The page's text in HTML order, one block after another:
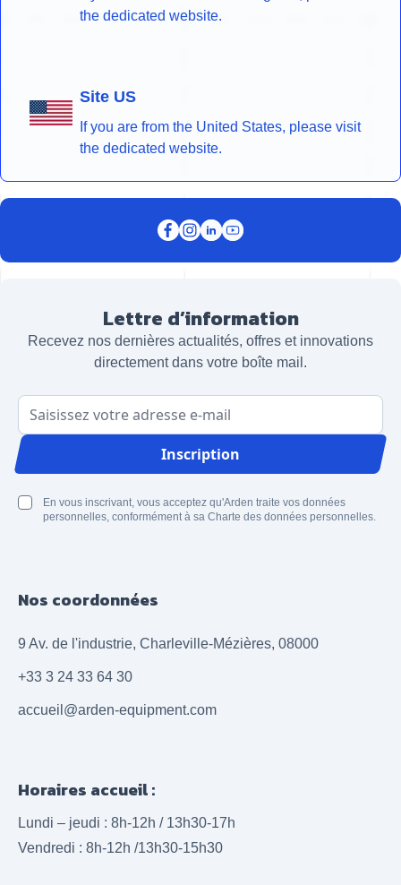
the dedicated website.
Site US
If you are from the United States, please visit
the dedicated website.
Lettre d’information
Recevez nos dernières actualités, offres et innovations
directement dans votre boîte mail.
Adresse email
Inscription
En vous inscrivant, vous acceptez qu'Arden traite vos données
personnelles, conformément à sa Charte des données personnelles.
Nos coordonnées
9 Av. de l'industrie, Charleville-Mézières, 08000
+33 3 24 33 64 30
accueil@arden-equipment.com
Horaires accueil :
Lundi – jeudi : 8h-12h / 13h30-17h
Vendredi : 8h-12h /13h30-15h30